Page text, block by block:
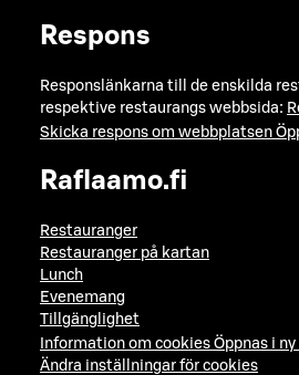
Respons
Responslänkarna till de enskilda
respektive restaurangs webbsida:
Skicka respons om webbplatsen
Raflaamo.fi
Restauranger
Restauranger på kartan
Lunch
Evenemang
Tillgänglighet
Information om cookies Öppnas i
Ändra inställningar för cookies